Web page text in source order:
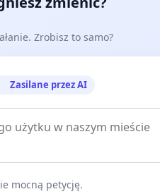
Zrobisz to samo?
Zasilane przez AI
mocną petycję.